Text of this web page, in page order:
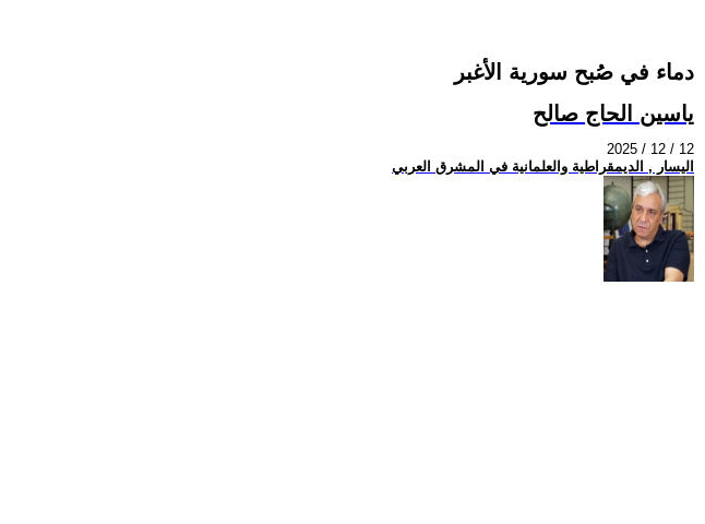
دماء في صُبح سورية الأغبر
ياسين الحاج صالح
2025 / 12 / 12
اليسار , الديمقراطية والعلمانية في المشرق العربي